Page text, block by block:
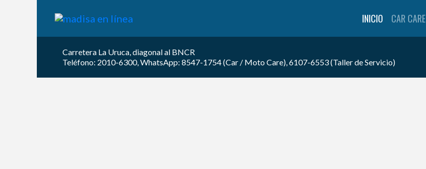
INICIO CAR CARE
Carretera La Uruca, diagonal al BNCR
Teléfono: 2010-6300, WhatsApp: 8547-1754 (Car / Moto Care), 6107-6553 (Taller de Servicio)